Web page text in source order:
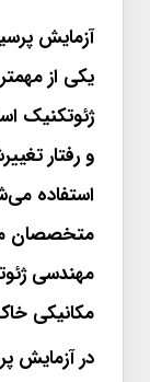
یکی از
ژئوتکنیک
و رفتار
استفاده
متخصصان
مهندسی
مکانیکی
در آزمایش